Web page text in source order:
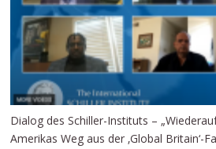
Dialog des Schiller-Instituts –
Amerikas Weg aus der ‚Global Britain‘-